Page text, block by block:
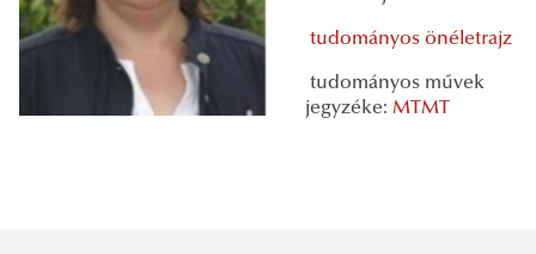
tudományos önéletrajz
tudományos művek
jegyzéke: MTMT